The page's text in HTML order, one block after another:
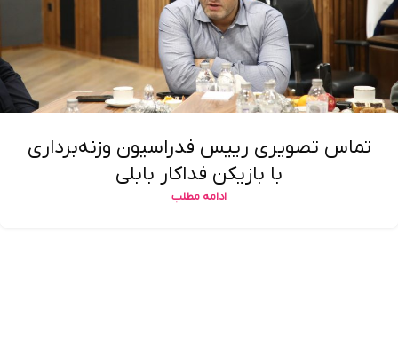
تماس تصویری رییس فدراسیون وزنه‌برداری
با بازیکن فداکار بابلی
ادامه مطلب